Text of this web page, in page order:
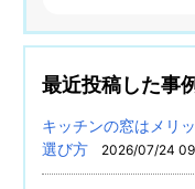
最近投稿した事
キッチンの窓はメリ
選び方
2026/07/24